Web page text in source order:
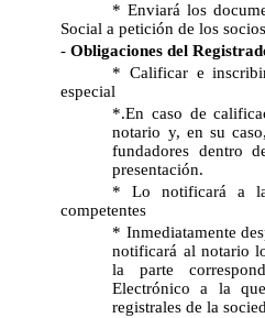
* Enviará los
Social a petición de los
-Obligaciones del
* Calificar e
especial
*.En caso de
notario y, en su
fundadores dentro
presentación.
* Lo notificará a
competentes
* Inmediatamente
notificará al notario
la parte
Electrónico a la
registrales de la